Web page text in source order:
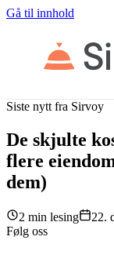
Gå til innhold
Siste nytt fra Sirvoy
De skjulte
flere
dem)
2 min lesing
22.
Følg oss